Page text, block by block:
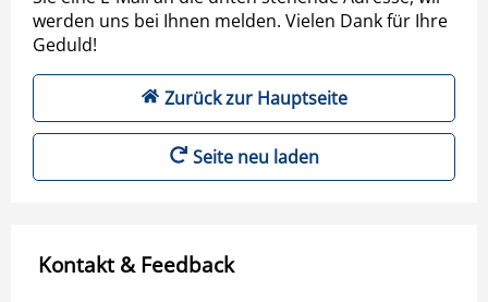
werden uns bei Ihnen melden. Vielen Dank für Ihre
Geduld!
Zurück zur Hauptseite
Seite neu laden
Kontakt & Feedback